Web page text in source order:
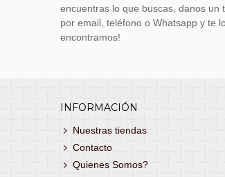
encuentras lo que buscas, danos un
por email, teléfono o Whatsapp y te
encontramos!
INFORMACIÓN
Nuestras tiendas
Contacto
Quienes Somos?